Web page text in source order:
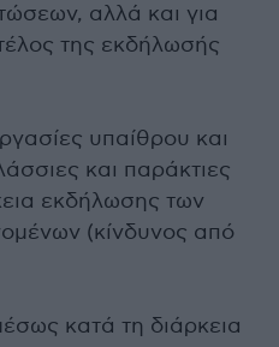
αλλά και για
της εκδήλωσής
υπαίθρου και
και παράκτιες
εκδήλωσης των
(κίνδυνος από
κατά τη διάρκεια